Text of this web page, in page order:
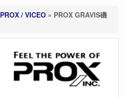
PROX / VICEO » PROX GRAVIS磯